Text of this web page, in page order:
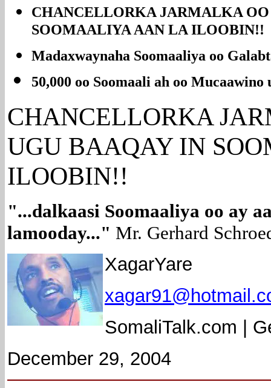
CHANCELLORKA JARMALKA
SOOMAALIYA AAN LA ILOOBIN!!
Madaxwaynaha Soomaaliya oo
50,000 oo Soomaali ah oo Mucaawino
CHANCELLORKA
UGU BAAQAY IN
ILOOBIN!!
"...dalkaasi Soomaaliya oo ay
lamooday..." Mr. Gerhard
XagarYare
SomaliTalk.com |
December 29, 2004